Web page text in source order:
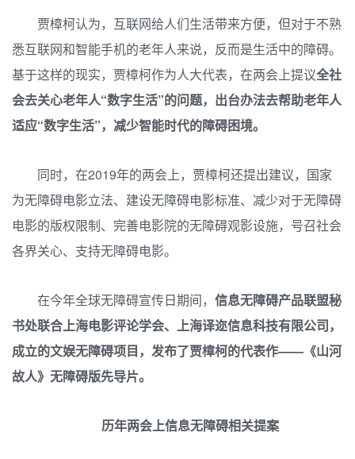
贾樟柯认为，互联网给人们生活带来方便，但对于不熟
悉互联网和智能手机的老年人来说，反而是生活中的障碍。
基于这样的现实，贾樟柯作为人大代表，在两会上提议全社
会去关心老年人“数字生活”的问题，出台办法去帮助老年人
适应“数字生活”，减少智能时代的障碍困境。
同时，在2019年的两会上，贾樟柯还提出建议，国家
为无障碍电影立法、建设无障碍电影标准、减少对于无障碍
电影的版权限制、完善电影院的无障碍观影设施，号召社会
各界关心、支持无障碍电影。
在今年全球无障碍宣传日期间， 信息无障碍产品联盟秘
书处联合上海电影评论学会、上海译迩信息科技有限公司，
成立的文娱无障碍项目，发布了贾樟柯的代表作——《山河
故人》无障碍版先导片。
历年两会上信息无障碍相关提案